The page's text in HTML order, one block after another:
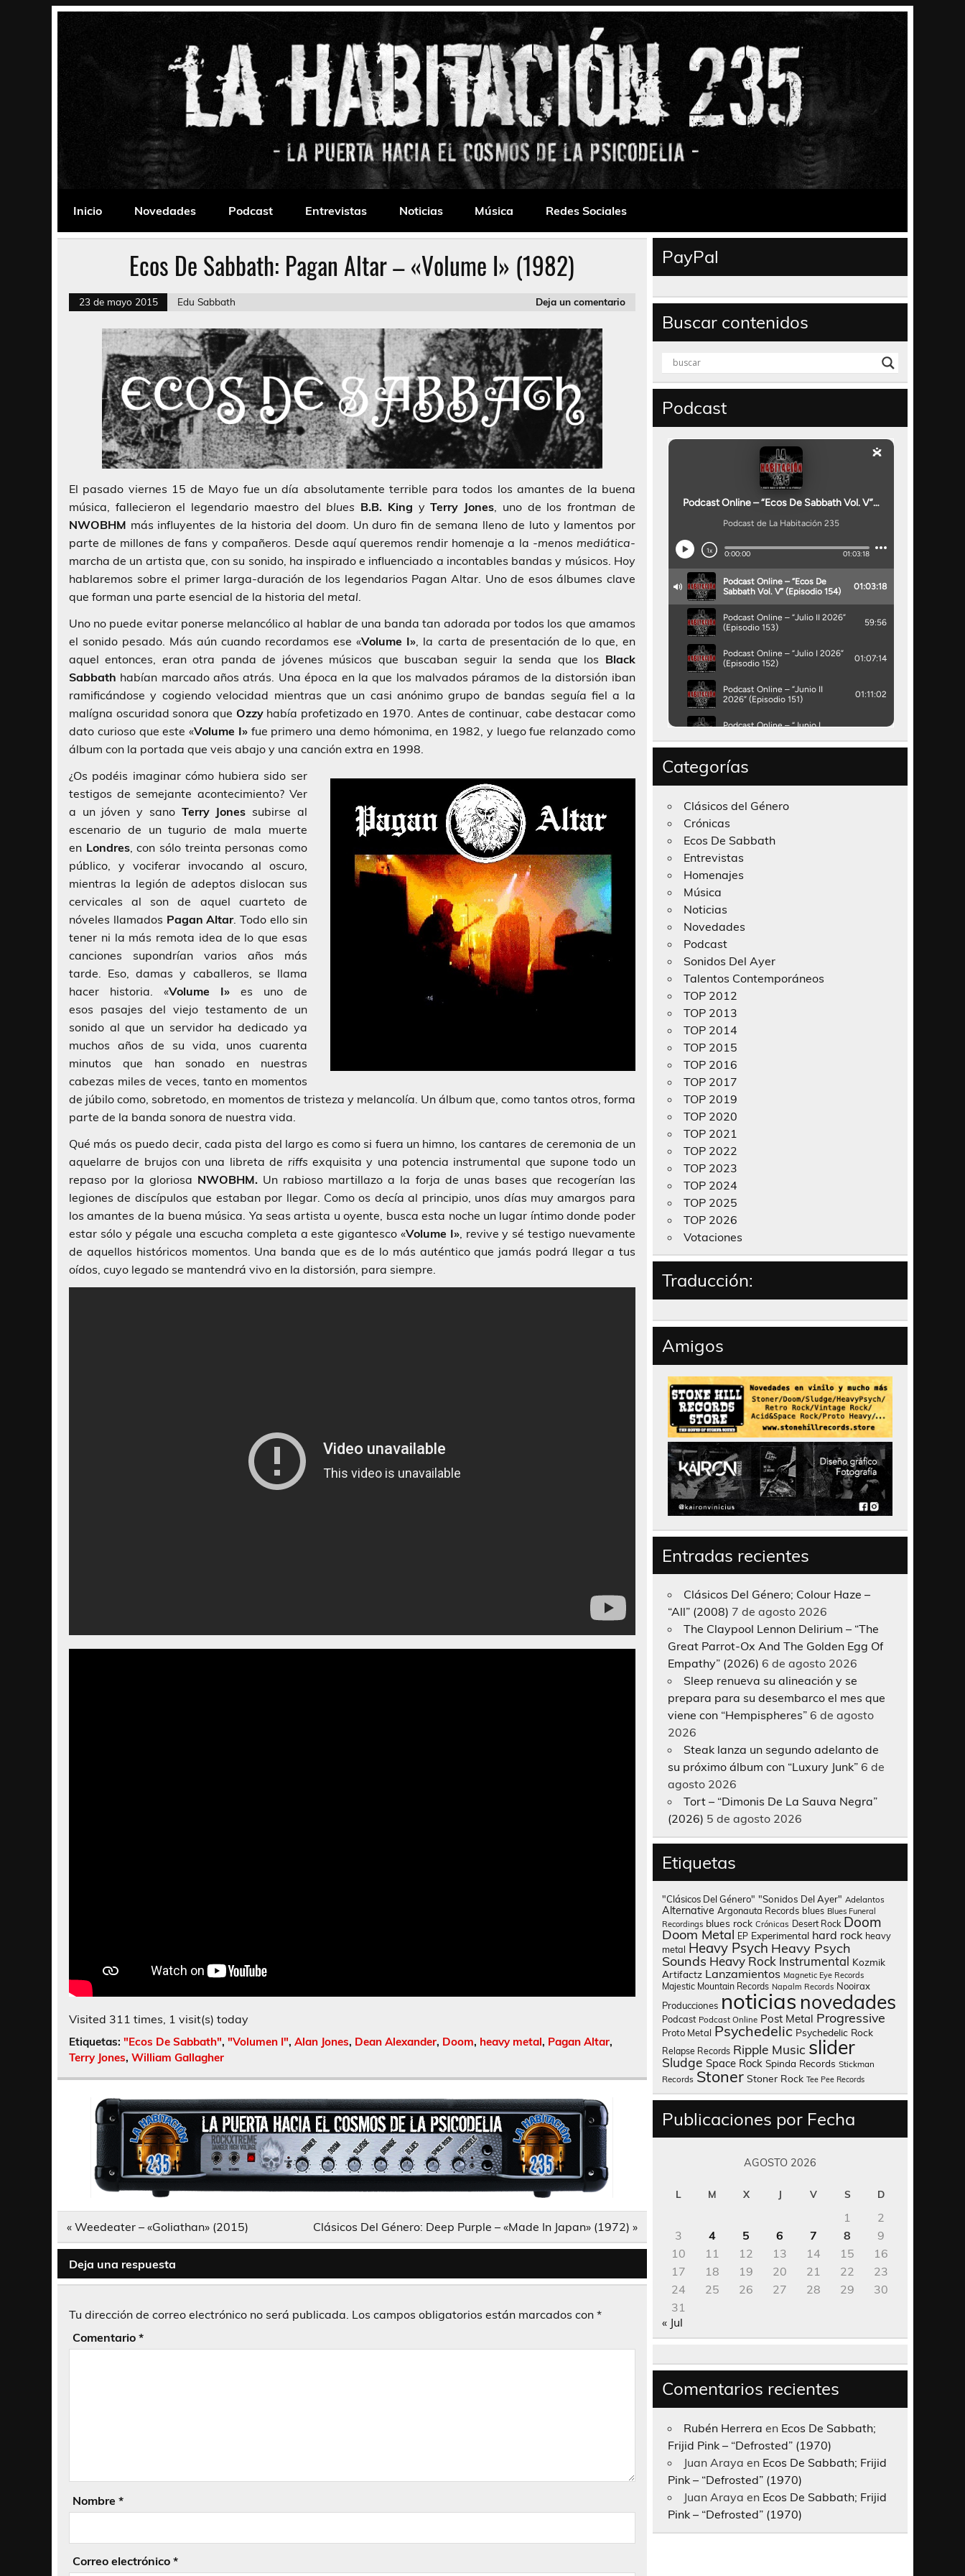
La Habitación 235
Inicio
Novedades Podcast Entrevistas Noticias Música Redes Sociales
Ecos De Sabbath: Pagan Altar – «Volume I» (1982)
23 de mayo 2015 Edu Sabbath Deja un comentario
El pasado viernes 15 de Mayo fue un día absolutamente terrible para todos los amantes de la buena
música, fallecieron el legendario maestro del blues B.B. King yTerry Jones, uno de losfrontman de
NWOBHM más influyentes de la historia deldoom. Un duro fin de semana lleno de luto y lamentos por
parte de millones de fans y compañeros. Desde aquí queremos rendir homenaje a la -menos mediática-
marcha de un artista que, con su sonido, ha inspirado e influenciado a incontables bandas y músicos. Hoy
hablaremos sobre el primer larga-duración de los legendarios Pagan Altar. Uno de esos álbumes clave
que forman una parte esencial de la historia del metal.
Uno no puede evitar ponerse melancólico al hablar de una banda tan adorada por todos los que amamos
el sonido pesado. Más aún cuando recordamos ese «Volume I», la carta de presentación de lo que, en
aquel entonces, eran otra panda de jóvenes músicos que buscaban seguir la senda que los Black
Sabbath habían marcado años atrás. Una época en la que los malvados páramos de la distorsión iban
ramificándose y cogiendo velocidad mientras que un casi anónimo grupo de bandas seguía fiel a la
malígna oscuridad sonora que Ozzy había profetizado en 1970. Antes de continuar, cabe destacar como
dato curioso que este «Volume I» fue primero una demo hómonima, en 1982, y luego fue relanzado como
álbum con la portada que veis abajo y una canción extra en 1998.
¿Os podéis imaginar cómo hubiera sido ser
testigos de semejante acontecimiento? Ver
a un jóven y sano Terry Jones subirse al
escenario de un tugurio de mala muerte
en Londres, con sólo treinta personas como
público, y vociferar invocando al oscuro,
mientras la legión de adeptos dislocan sus
cervicales al son de aquel cuarteto de
nóveles llamados Pagan Altar. Todo ello sin
tener ni la más remota idea de lo que esas
canciones supondrían varios años más
tarde. Eso, damas y caballeros, se llama
hacer historia. «Volume I»es uno de
esos pasajes del viejo testamento de un
sonido al que un servidor ha dedicado ya
muchos años de su vida, unos cuarenta
minutos que han sonado en nuestras
cabezas miles de veces, tanto en momentos
de júbilo como, sobretodo, en momentos de tristeza y melancolía. Un álbum que, como tantos otros, forma
parte de la banda sonora de nuestra vida.
Qué más os puedo decir, cada pista del largo es como si fuera un himno, los cantares de ceremonia de un
aquelarre de brujos con una libreta de riffs exquisita y una potencia instrumental que supone todo un
repaso por la gloriosa NWOBHM. Un rabioso martillazo a la forja de unas bases que recogerían las
legiones de discípulos que estaban por llegar. Como os decía al principio, unos días muy amargos para
los amantes de la buena música. Ya seas artista u oyente, busca esta noche un lugar íntimo donde poder
estar sólo y pégale una escucha completa a este gigantesco «Volume I», revive y sé testigo nuevamente
de aquellos históricos momentos. Una banda que es de lo más auténtico que jamás podrá llegar a tus
oídos, cuyo legado se mantendrá vivo en la distorsión, para siempre.
Visited 311 times, 1 visit(s) today
Etiquetas: "Ecos De Sabbath", "Volumen I", Alan Jones, Dean Alexander, Doom, heavy metal, Pagan Altar,
Terry Jones, William Gallagher
Navegación
entradas
« Weedeater – «Goliathan» (2015) Clásicos Del Género: Deep Purple – «Made In Japan» (1972) »
Deja una respuesta
Tu dirección de correo electrónico no será publicada. Los campos obligatorios están marcados con *
Comentario *
Nombre *
Correo electrónico *
PayPal
Buscar contenidos
Podcast
Categorías
Clásicos del Género
Crónicas
Ecos De Sabbath
Entrevistas
Homenajes
Música
Noticias
Novedades
Podcast
Sonidos Del Ayer
Talentos Contemporáneos
TOP 2012
TOP 2013
TOP 2014
TOP 2015
TOP 2016
TOP 2017
TOP 2019
TOP 2020
TOP 2021
TOP 2022
TOP 2023
TOP 2024
TOP 2025
TOP 2026
Votaciones
Traducción:
Amigos
Entradas recientes
Clásicos Del Género; Colour Haze –
“All” (2008) 7 de agosto 2026
The Claypool Lennon Delirium – “The
Great Parrot-Ox And The Golden Egg Of
Empathy” (2026) 6 de agosto 2026
Sleep renueva su alineación y se
prepara para su desembarco el mes que
viene con “Hempispheres” 6 de agosto
2026
Steak lanza un segundo adelanto de
su próximo álbum con “Luxury Junk” 6 de
agosto 2026
Tort – “Dimonis De La Sauva Negra”
(2026) 5 de agosto 2026
Etiquetas
"Clásicos Del Género" "Sonidos Del Ayer" Adelantos
Alternative Argonauta Records blues Blues Funeral
Recordings blues rock Crónicas Desert Rock Doom
Doom Metal EP Experimental hard rock heavy
metal Heavy Psych Heavy Psych
Sounds Heavy Rock Instrumental Kozmik
Artifactz Lanzamientos Magnetic Eye Records
Majestic Mountain Records Napalm Records Nooirax
Producciones noticias novedades
Podcast Podcast Online Post Metal Progressive
Proto Metal Psychedelic Psychedelic Rock
Relapse Records Ripple Music slider
Sludge Space Rock Spinda Records Stickman
Records Stoner Stoner Rock Tee Pee Records
Publicaciones por Fecha
AGOSTO 2026
L M X J V S D
1
2
3
4 5 6 7 8
9
10
11 12 13 14 15
16
17
18 19 20 21 22
23
24
25 26 27 28 29
30
31
« Jul
Comentarios recientes
Rubén Herrera en Ecos De Sabbath;
Frijid Pink – “Defrosted” (1970)
Juan Araya en Ecos De Sabbath; Frijid
Pink – “Defrosted” (1970)
Juan Araya en Ecos De Sabbath; Frijid
Pink – “Defrosted” (1970)